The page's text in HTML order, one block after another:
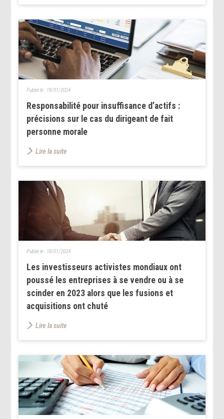
Responsabilité pour insuffisance d’actifs :
précisions sur le cas du dirigeant de fait
personne morale
Publié le : 18/01/2024
Lire la suite
Les investisseurs activistes mondiaux ont
poussé les entreprises à se vendre ou à se
scinder en 2023 alors que les fusions et
acquisitions ont chuté
Publié le : 18/01/2024
Lire la suite